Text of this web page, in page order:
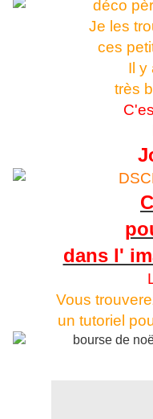
Je les
ces
Il y
très
dans l'
Vous
un tutoriel